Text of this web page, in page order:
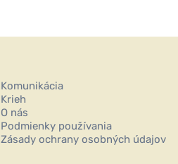
Komunikácia
Krieh
O nás
Podmienky používania
Zásady ochrany osobných údajov